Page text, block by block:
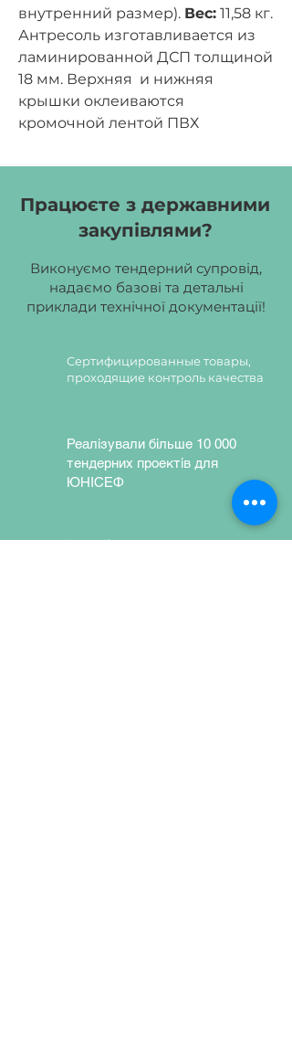
внутренний размер). Вес: 11,58 кг.
Антресоль изготавливается из
ламинированной ДСП толщиной
18 мм. Верхняя и нижняя
крышки оклеиваются
кромочной лентой ПВХ
оклеиваются кромочной лентой
стенка изготавливается из
белой односторонней ХДФ
евровинты.
Цвет ДСП: бук, дуб молочный,
серый.
Працюєте з державними
закупівлями?
Виконуємо тендерний супровід,
надаємо базові та детальні
приклади технічної документації!
Сертифицированные товары,
проходящие контроль качества
Реалізували більше 10 000
тендерних проектів для
ЮНІСЕФ
Сертифицированные товары,